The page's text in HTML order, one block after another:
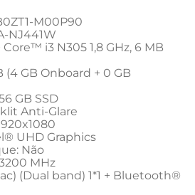
M00P90
NJ441W
i3 N305 1,8 GHz, 6 MB
(4 GB Onboard + 0 GB
GB SSD
Anti-Glare
UHD Graphics
Não
MHz
(Dual band) 1*1 + Bluetooth®